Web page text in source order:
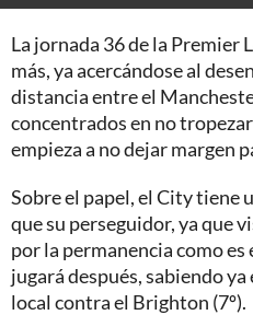
La jornada 36 de la Premier
más, ya acercándose al
distancia entre el
concentrados en no
empieza a no dejar margen
Sobre el papel, el City tiene
que su perseguidor, ya que
por la permanencia como es
jugará después, sabiendo
local contra el Brighton (7º).